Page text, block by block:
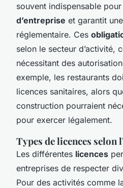
souvent indispensable pour
d’entreprise et garantit
réglementaire. Ces
selon le secteur d’activité,
nécessitant des
exemple, les restaurants
licences sanitaires, alors
construction pourraient
pour exercer légalement.
Types de licences selon
Les différentes licences
entreprises de respecter
Pour des activités comme